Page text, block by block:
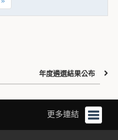
年度遴選結果公布
更多連結